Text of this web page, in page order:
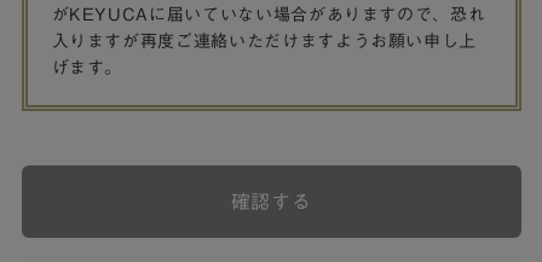
がKEYUCAに届いていない場合がありますので、恐れ
入りますが再度ご連絡いただけますようお願い申し上
げます。
確認する